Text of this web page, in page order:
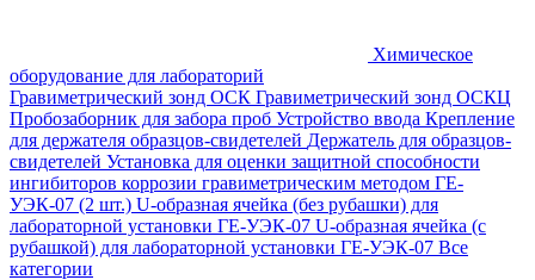
Химическое
оборудование для лабораторий
Гравиметрический зонд ОСК Гравиметрический зонд ОСКЦ
Пробозаборник для забора проб Устройство ввода Крепление
для держателя образцов-свидетелей Держатель для образцов-
свидетелей Установка для оценки защитной способности
ингибиторов коррозии гравиметрическим методом ГЕ-
УЭК-07 (2 шт.) U-образная ячейка (без рубашки) для
лабораторной установки ГЕ-УЭК-07 U-образная ячейка (с
рубашкой) для лабораторной установки ГЕ-УЭК-07 Все
категории